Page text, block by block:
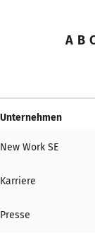
A B
Unternehmen
New Work SE
Karriere
Presse